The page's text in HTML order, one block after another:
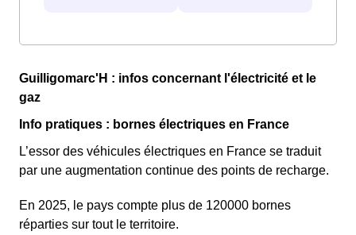
Guilligomarc'H : infos concernant l'électricité et le
gaz
Info pratiques : bornes électriques en France
L’essor des véhicules électriques en France se traduit
par une augmentation continue des points de recharge.
En 2025, le pays compte plus de 120000 bornes
réparties sur tout le territoire.